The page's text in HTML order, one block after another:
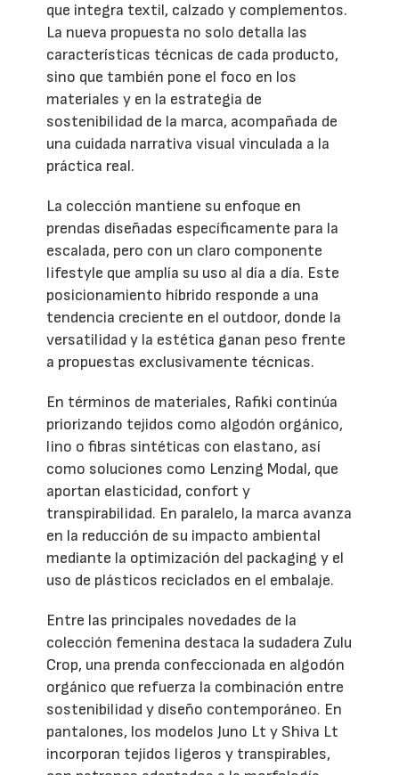
que integra textil, calzado y complementos.
La nueva propuesta no solo detalla las
características técnicas de cada producto,
sino que también pone el foco en los
materiales y en la estrategia de
sostenibilidad de la marca, acompañada de
una cuidada narrativa visual vinculada a la
práctica real.
La colección mantiene su enfoque en
prendas diseñadas específicamente para la
escalada, pero con un claro componente
lifestyle que amplía su uso al día a día. Este
posicionamiento híbrido responde a una
tendencia creciente en el outdoor, donde la
versatilidad y la estética ganan peso frente
a propuestas exclusivamente técnicas.
En términos de materiales, Rafiki continúa
priorizando tejidos como algodón orgánico,
lino o fibras sintéticas con elastano, así
como soluciones como Lenzing Modal, que
aportan elasticidad, confort y
transpirabilidad. En paralelo, la marca avanza
en la reducción de su impacto ambiental
mediante la optimización del packaging y el
uso de plásticos reciclados en el embalaje.
Entre las principales novedades de la
colección femenina destaca la sudadera Zulu
Crop, una prenda confeccionada en algodón
orgánico que refuerza la combinación entre
sostenibilidad y diseño contemporáneo. En
pantalones, los modelos Juno Lt y Shiva Lt
incorporan tejidos ligeros y transpirables,